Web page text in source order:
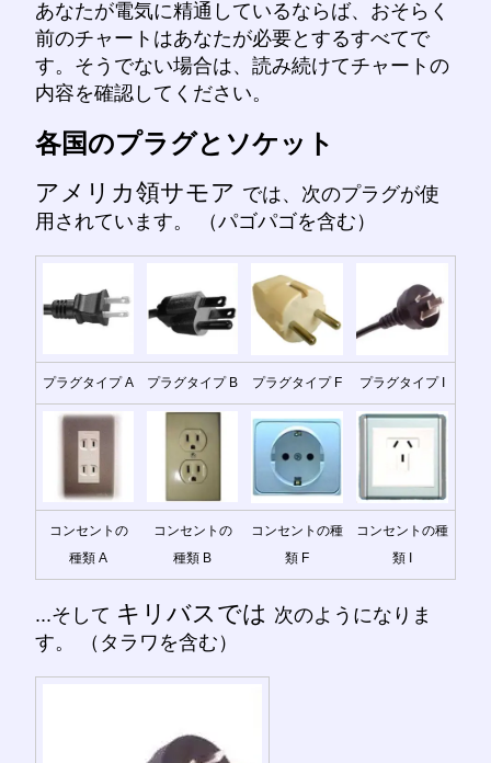
あなたが電気に精通しているならば、おそらく
前のチャートはあなたが必要とするすべてで
す。そうでない場合は、読み続けてチャートの
内容を確認してください。
各国のプラグとソケット
アメリカ領サモア では、次のプラグが使
用されています。 （パゴパゴを含む）
プラグタイプ A プラグタイプ B プラグタイプ F プラグタイプ I
コンセントの
種類 A
コンセントの
種類 B
コンセントの種
類 F
コンセントの種
類 I
...そして キリバスでは 次のようになりま
す。 （タラワを含む）